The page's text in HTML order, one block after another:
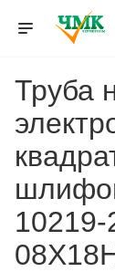
Труба
10219-